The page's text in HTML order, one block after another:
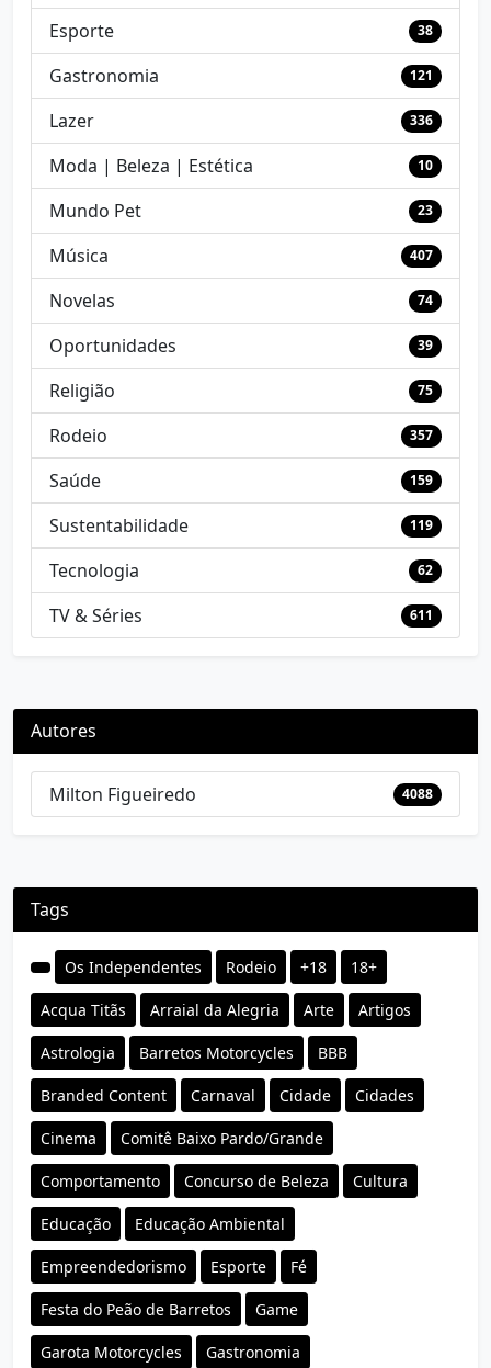
Esporte 38
Gastronomia 121
Lazer 336
Moda | Beleza | Estética 10
Mundo Pet 23
Música 407
Novelas 74
Oportunidades 39
Religião 75
Rodeio 357
Saúde 159
Sustentabilidade 119
Tecnologia 62
TV & Séries 611
Autores
Milton Figueiredo 4088
Tags
Os Independentes Rodeio +18 18+
Acqua Titãs Arraial da Alegria Arte Artigos
Astrologia Barretos Motorcycles BBB
Branded Content Carnaval Cidade Cidades
Cinema Comitê Baixo Pardo/Grande
Comportamento Concurso de Beleza Cultura
Educação Educação Ambiental
Empreendedorismo Esporte Fé
Festa do Peão de Barretos Game
Garota Motorcycles Gastronomia